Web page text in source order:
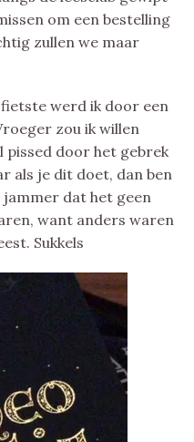
om een bestelling
zullen we maar
werd ik door een
zou ik willen
pissed door het gebrek
als je dit doet, dan ben
jammer dat het geen
want anders waren
Sukkels